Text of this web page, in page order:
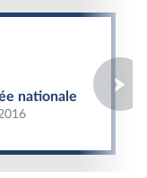
nationale